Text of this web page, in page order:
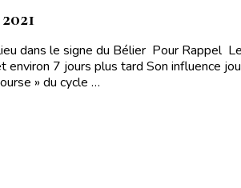
dans le signe du Bélier Pour Rappel
7 jours plus tard Son influence
» du cycle …